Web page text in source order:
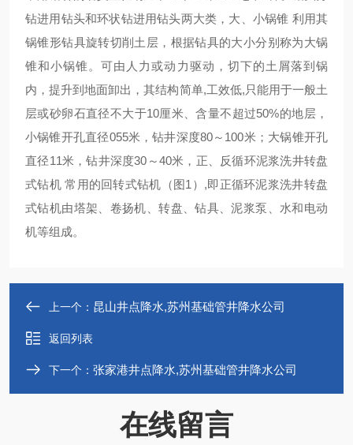
钻进用钻头和环状钻进用钻头两大类，大、小锅锥 利用其
锅锥形钻具旋转切削土层，根据钻具的大小分别称为大锅
锥和小锅锥。可由人力或动力驱动，切下的土屑落到锅
内，提升到地面卸出，其结构简单,工效低,只能用于一般土
层或砂卵石直径不大于10厘米、含量不超过50%的地层，
小锅锥开孔直径055米，钻井深度80～100米；大锅锥开孔
直径11米，钻井深度30～40米，正、反循环泥浆洗井转盘
式钻机 常用的回转式钻机（图1）,即正循环泥浆洗井转盘
式钻机由塔架、卷扬机、转盘、钻具、泥浆泵、水和电动
机等组成。
上一个： 昆山井点降水,苏州基础管井降水公司
返回列表
下一个： 张家港井点降水,苏州基础管井降水公司
在线留言